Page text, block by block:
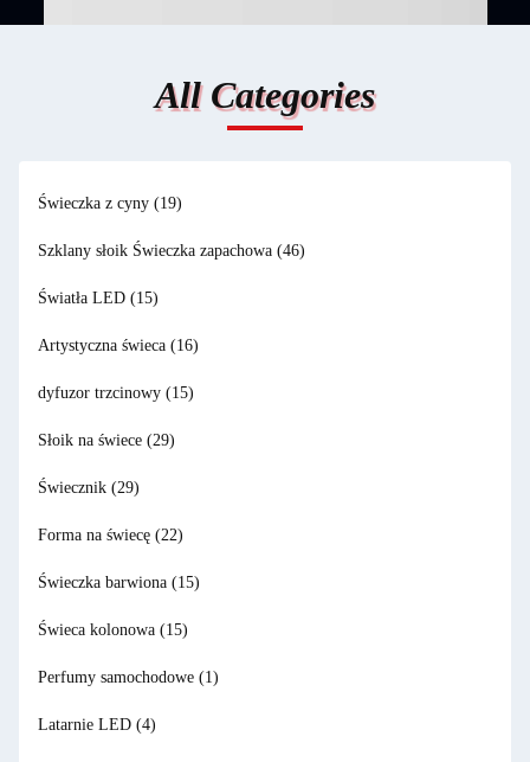
All Categories
Świeczka z cyny (19)
Szklany słoik Świeczka zapachowa (46)
Światła LED (15)
Artystyczna świeca (16)
dyfuzor trzcinowy (15)
Słoik na świece (29)
Świecznik (29)
Forma na świecę (22)
Świeczka barwiona (15)
Świeca kolonowa (15)
Perfumy samochodowe (1)
Latarnie LED (4)